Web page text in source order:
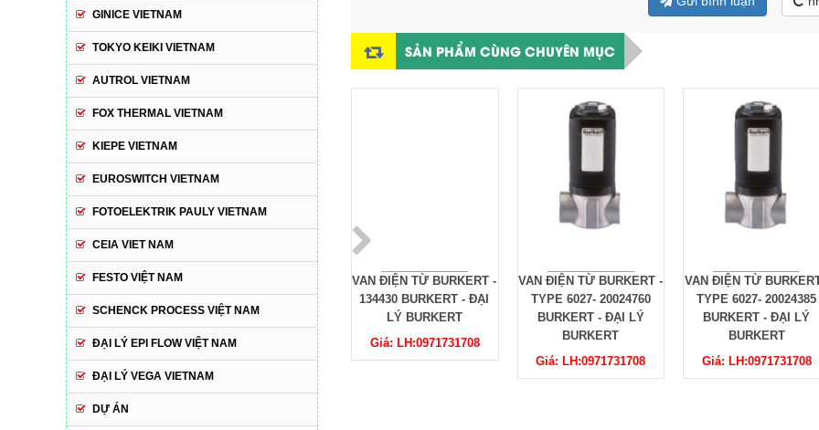
SẢN PHẨM CÙNG CHUYÊN MỤC
VAN ĐIỆN TỪ BURKERT -
TYPE 6027- 20016938
BURKERT - ĐẠI LÝ
BURKERT
Giá: LH:0971731708
VAN ĐIỆN TỪ BURKERT -
134430 BURKERT - ĐẠI
LÝ BURKERT
Giá: LH:0971731708
VAN ĐIỆN TỪ BURKERT -
TYPE 6027- 20024760
BURKERT - ĐẠI LÝ
BURKERT
Giá: LH:0971731708
VAN ĐIỆN TỪ BURKERT -
TYPE 6027- 20024385
BURKERT - ĐẠI LÝ
BURKERT
Giá: LH:0971731708
VAN ĐIỆN TỪ
TYPE 6027- 20023776
BURKERT - ĐẠI LÝ
BURKERT
Giá: LH:0971731708
GINICE VIETNAM
TOKYO KEIKI VIETNAM
AUTROL VIETNAM
FOX THERMAL VIETNAM
KIEPE VIETNAM
EUROSWITCH VIETNAM
FOTOELEKTRIK PAULY VIETNAM
CEIA VIET NAM
FESTO VIỆT NAM
SCHENCK PROCESS VIỆT NAM
ĐẠI LÝ EPI FLOW VIỆT NAM
ĐẠI LÝ VEGA VIETNAM
DỰ ÁN